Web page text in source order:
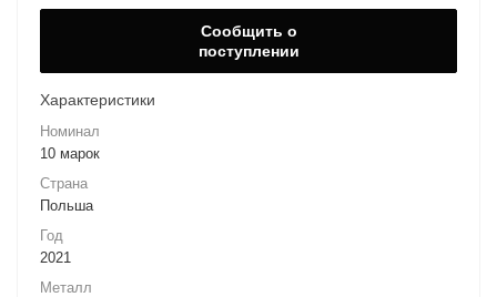
Сообщить о
поступлении
Характеристики
Номинал
10 марок
Страна
Польша
Год
2021
Металл